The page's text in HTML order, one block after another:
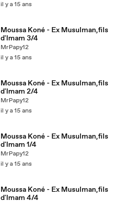
il y a 15 ans
Moussa Koné - Ex Musulman,fils
d'Imam 3/4
MrPapy12
il y a 15 ans
Moussa Koné - Ex Musulman,fils
d'Imam 2/4
MrPapy12
il y a 15 ans
Moussa Koné - Ex Musulman,fils
d'Imam 1/4
MrPapy12
il y a 15 ans
Moussa Koné - Ex Musulman,fils
d'Imam 4/4